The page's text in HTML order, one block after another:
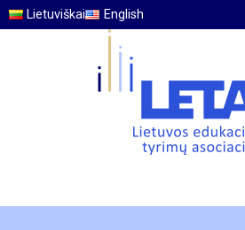
Lietuviškai English